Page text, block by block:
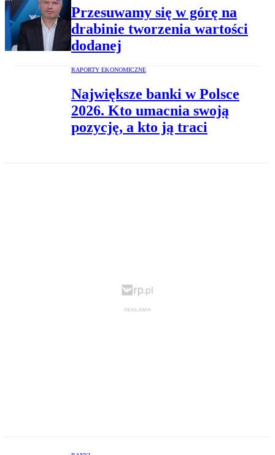
Przesuwamy się w górę na
drabinie tworzenia wartości
dodanej
RAPORTY EKONOMICZNE
Największe banki w Polsce
2026. Kto umacnia swoją
pozycję, a kto ją traci